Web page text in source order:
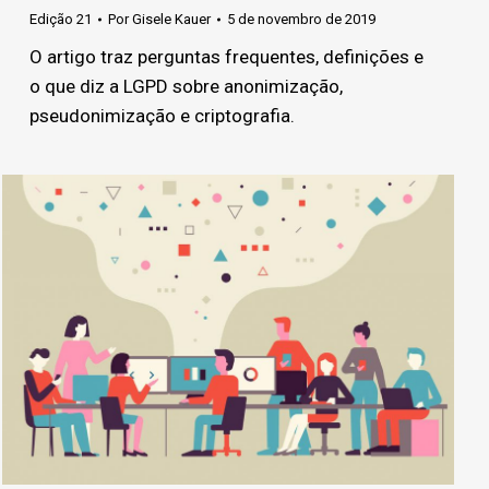
Edição 21 PorGisele Kauer 5 de novembro de 2019
O artigo traz perguntas frequentes, definições e
o que diz a LGPD sobre anonimização,
pseudonimização e criptografia.